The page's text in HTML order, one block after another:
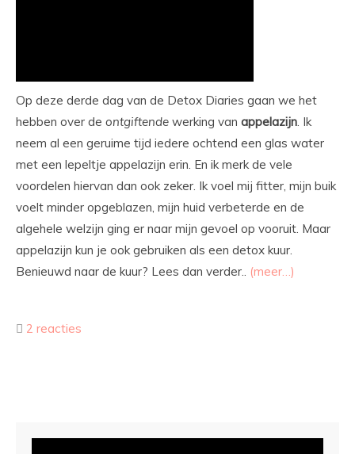
Op deze derde dag van de Detox Diaries gaan we het
hebben over de ontgiftende werking van appelazijn. Ik
neem al een geruime tijd iedere ochtend een glas water
met een lepeltje appelazijn erin. En ik merk de vele
voordelen hiervan dan ook zeker. Ik voel mij fitter, mijn buik
voelt minder opgeblazen, mijn huid verbeterde en de
algehele welzijn ging er naar mijn gevoel op vooruit. Maar
appelazijn kun je ook gebruiken als een detox kuur.
Benieuwd naar de kuur? Lees dan verder.. (meer…)
2 reacties